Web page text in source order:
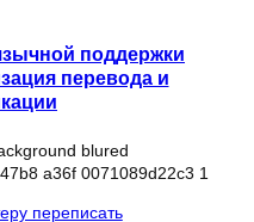
поддержки
перевода и